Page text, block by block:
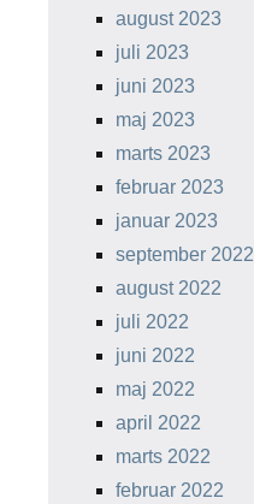
august 2023
juli 2023
juni 2023
maj 2023
marts 2023
februar 2023
januar 2023
september 2022
august 2022
juli 2022
juni 2022
maj 2022
april 2022
marts 2022
februar 2022